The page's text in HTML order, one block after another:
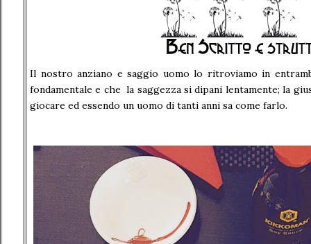
Il nostro anziano e saggio uomo lo ritroviamo in
fondamentale e che la saggezza si dipani lentamente; la
giocare ed essendo un uomo di tanti anni sa come farlo.